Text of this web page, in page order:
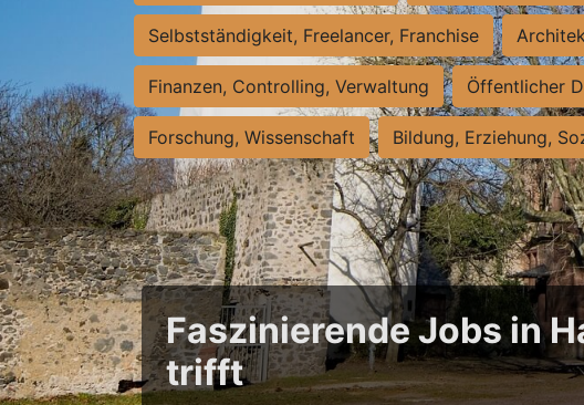
Selbstständigkeit, Freelancer, Franchise
Finanzen, Controlling, Verwaltung Öffentlicher
Forschung, Wissenschaft Bildung, Erziehung,
Faszinierende Jobs in
trifft